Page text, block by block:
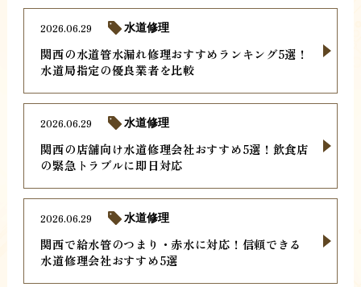
関西の水道管水漏れ修理おすすめランキング5選！
水道局指定の優良業者を比較
2026.06.29 水道修理
関西の店舗向け水道修理会社おすすめ5選！飲食店
の緊急トラブルに即日対応
2026.06.29 水道修理
関西で給水管のつまり・赤水に対応！信頼できる
水道修理会社おすすめ5選
2026.06.29 水道修理